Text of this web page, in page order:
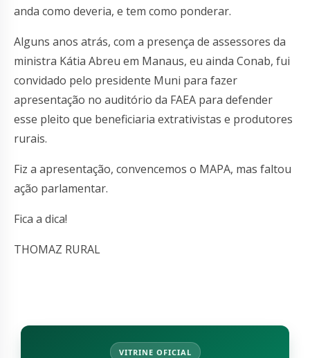
anda como deveria, e tem como ponderar.
Alguns anos atrás, com a presença de assessores da
ministra Kátia Abreu em Manaus, eu ainda Conab, fui
convidado pelo presidente Muni para fazer
apresentação no auditório da FAEA para defender
esse pleito que beneficiaria extrativistas e produtores
rurais.
Fiz a apresentação, convencemos o MAPA, mas faltou
ação parlamentar.
Fica a dica!
THOMAZ RURAL
VITRINE OFICIAL